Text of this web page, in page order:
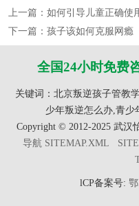
上一篇： 如何引导儿童正确使
下一篇： 孩子该如何克服网瘾
全国24小时免费
关键词：北京叛逆孩子管教
少年叛逆怎么办,青少
Copyright © 2012-2025 武
导航 SITEMAP.XML
lCP备案号: